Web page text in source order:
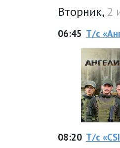
Вторник, 2
06:45 Т/с
08:20 Т/с